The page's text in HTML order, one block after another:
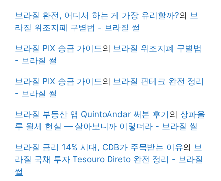
브라질 환전, 어디서 하는 게 가장 유리할까?의 브
라질 위조지폐 구별법 - 브라질 썰
브라질 PIX 송금 가이드의 브라질 위조지폐 구별법
- 브라질 썰
브라질 PIX 송금 가이드의 브라질 핀테크 완전 정리
- 브라질 썰
브라질 부동산 앱 QuintoAndar 써본 후기의 상파울
루 월세 현실 — 살아보니까 이렇더라 - 브라질 썰
브라질 금리 14% 시대, CDB가 주목받는 이유의 브
라질 국채 투자 Tesouro Direto 완전 정리 - 브라질
썰